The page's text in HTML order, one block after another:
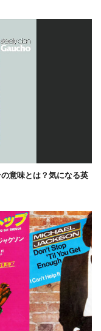
意味とは？気になる英